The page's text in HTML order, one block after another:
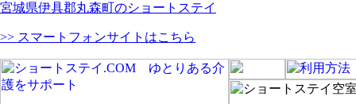
宮城県伊具郡丸森町のショートステイ
>> スマートフォンサイトはこちら